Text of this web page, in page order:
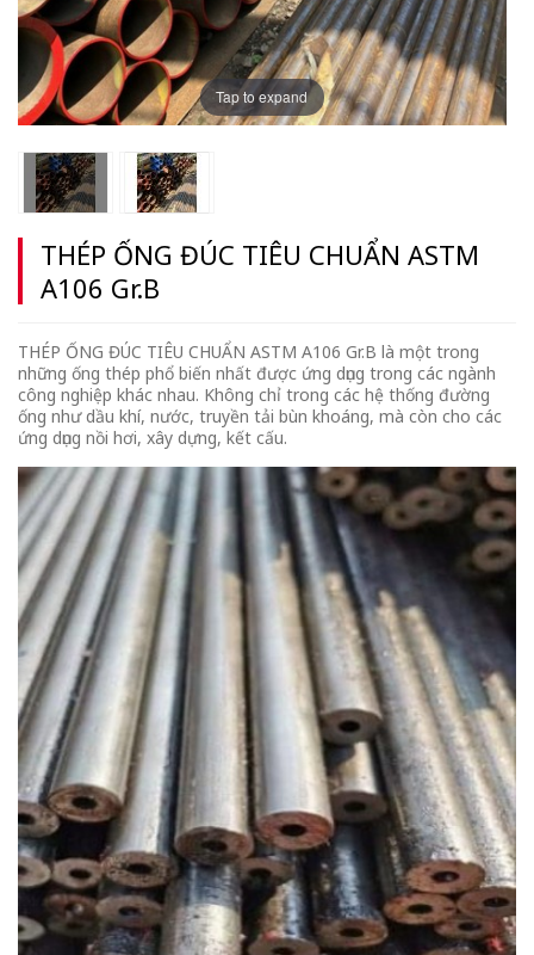
Tap to expand
THÉP ỐNG ĐÚC TIÊU CHUẨN ASTM
A106 Gr.B
THÉP ỐNG ĐÚC TIÊU CHUẨN ASTM A106 Gr.B là một trong
những ống thép phổ biến nhất được ứng dụng trong các ngành
công nghiệp khác nhau. Không chỉ trong các hệ thống đường
ống như dầu khí, nước, truyền tải bùn khoáng, mà còn cho các
ứng dụng nồi hơi, xây dựng, kết cấu.